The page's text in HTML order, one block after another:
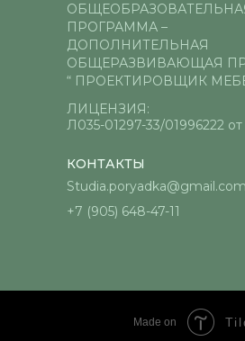
ЛИЦЕНЗИЯ:
Л035-01297-33/01996222 от
КОНТАКТЫ
Studia.poryadka@gmail.com
+7 (905) 648-47-11
ПРОГРАММА –
ДОПОЛНИТЕЛЬНАЯ
ОБЩЕРАЗВИВАЮЩАЯ
“ ПРОЕКТИРОВЩИК
Made on